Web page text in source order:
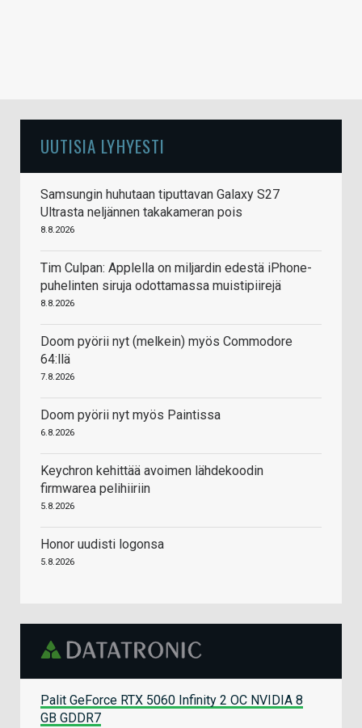
UUTISIA LYHYESTI
Samsungin huhutaan tiputtavan Galaxy S27
Ultrasta neljännen takakameran pois
8.8.2026
Tim Culpan: Applella on miljardin edestä iPhone-
puhelinten siruja odottamassa muistipiirejä
8.8.2026
Doom pyörii nyt (melkein) myös Commodore
64:llä
7.8.2026
Doom pyörii nyt myös Paintissa
6.8.2026
Keychron kehittää avoimen lähdekoodin
firmwarea pelihiiriin
5.8.2026
Honor uudisti logonsa
5.8.2026
Palit GeForce RTX 5060 Infinity 2 OC NVIDIA 8
GB GDDR7